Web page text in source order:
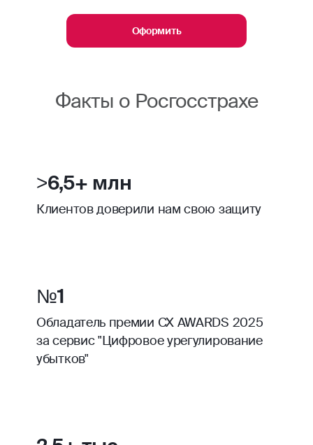
Оформить
Факты о Росгосстрахе
>6,5+ млн
Клиентов доверили нам свою защиту
№1
Обладатель премии CX AWARDS 2025
за сервис "Цифровое урегулирование
убытков"